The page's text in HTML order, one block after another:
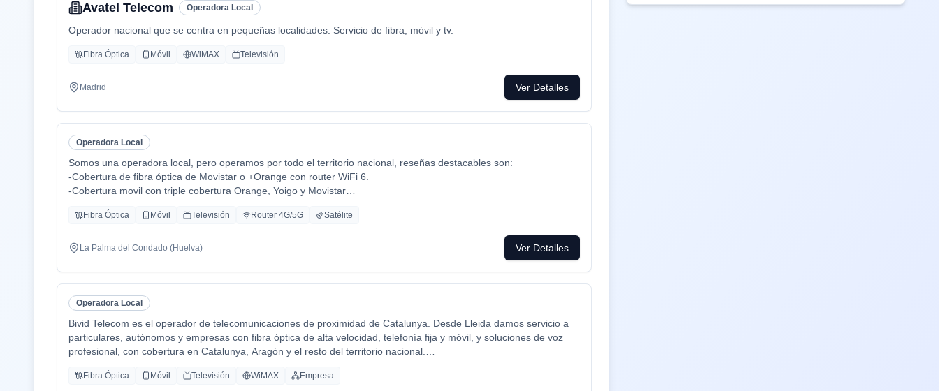
Avatel Telecom Operadora Local
Operador nacional que se centra en pequeñas localidades. Servicio de fibra, móvil y tv.
Fibra Óptica Móvil WiMAX Televisión
Madrid Ver Detalles
Operadora Local
Somos una operadora local, pero operamos por todo el territorio nacional, reseñas destacables son:
-Cobertura de fibra óptica de Movistar o +Orange con router WiFi 6.
-Cobertura movil con triple cobertura Orange, Yoigo y Movistar
Disney+ etc.
-Y donde recalco más a mi cliente la cercanía de mi empresa de tú a tú para un alta como para un problema, la
atención al cliente es humana y rapidez en solución de problemas que es lo que está falta la sociedad.
Fibra Óptica Móvil Televisión Router 4G/5G Satélite
La Palma del Condado (Huelva) Ver Detalles
Operadora Local
Bivid Telecom es el operador de telecomunicaciones de proximidad de Catalunya. Desde Lleida damos servicio a
particulares, autónomos y empresas con fibra óptica de alta velocidad, telefonía fija y móvil, y soluciones de voz
profesional, con cobertura en Catalunya, Aragón y el resto del territorio nacional.
respuesta ágil— con la robustez de una infraestructura propia y acuerdos mayoristas con las principales redes del
Fibra Óptica Móvil Televisión WiMAX Empresa